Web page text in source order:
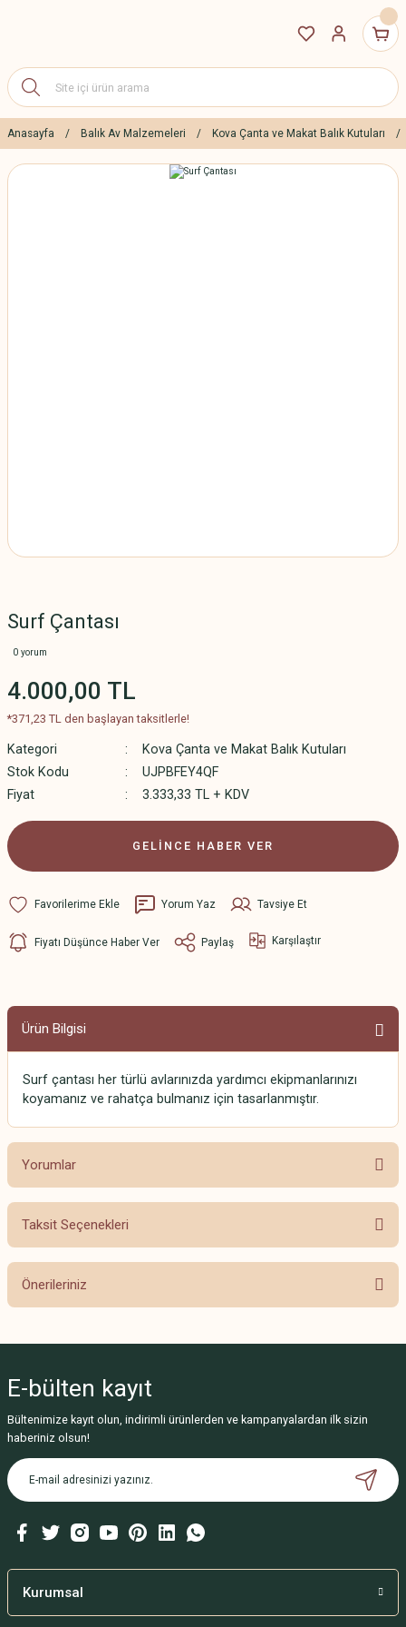
Anasayfa Balık Av Malzemeleri Kova Çanta ve Makat Balık Kutuları
Surf Çantası
0 yorum
4.000,00 TL
*371,23 TL den başlayan taksitlerle!
Kategori
Kova Çanta ve Makat Balık Kutuları
Stok Kodu
UJPBFEY4QF
Fiyat
3.333,33 TL + KDV
GELİNCE HABER VER
Yorum Yaz Tavsiye Et
Fiyatı Düşünce Haber Ver Paylaş Karşılaştır
Ürün Bilgisi
Surf çantası her türlü avlarınızda yardımcı ekipmanlarınızı
koyamanız ve rahatça bulmanız için tasarlanmıştır.
Yorumlar
Bu ürüne ilk yorumu siz yapın!
Taksit Seçenekleri
Önerileriniz
Görüş ve önerileriniz için teşekkür ederiz.
Ürün resmi kalitesiz, bozuk veya görüntülenemiyor.
Ürün açıklamasında eksik bilgiler bulunuyor.
Ürün bilgilerinde hatalar bulunuyor.
Bu ürüne benzer farklı alternatifler olmalı.
E-bülten kayıt
Bültenimize kayıt olun, indirimli ürünlerden ve kampanyalardan ilk sizin
haberiniz olsun!
Kurumsal